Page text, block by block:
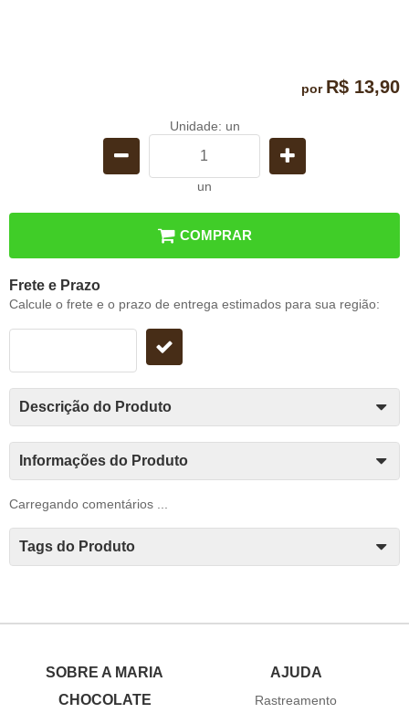
por R$ 13,90
Unidade: un
un
COMPRAR
Frete e Prazo
Calcule o frete e o prazo de entrega estimados para sua região:
Descrição do Produto
Informações do Produto
Carregando comentários ...
Tags do Produto
SOBRE A MARIA
CHOCOLATE
AJUDA
Rastreamento